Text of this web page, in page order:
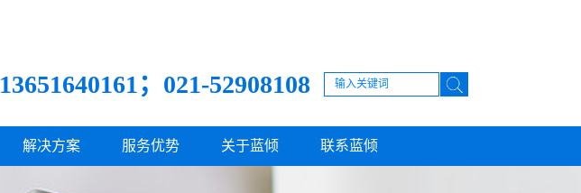
13651640161；021-52908108
解决方案 服务优势 关于蓝倾 联系蓝倾